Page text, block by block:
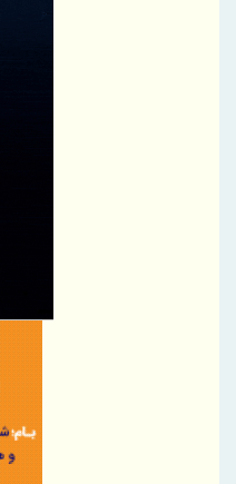
تأکید ایران و ترکیه بر تسهیل
رسانه‌ها، سفیر انتقال
ریموت کنترل و ماژول